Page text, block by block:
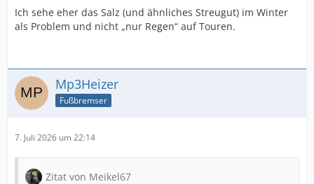
Ich sehe eher das Salz (und ähnliches Streugut) im Winter
als Problem und nicht „nur Regen“ auf Touren.
Mp3Heizer
Fußbremser
7. Juli 2026 um 22:14
Zitat von Meikel67